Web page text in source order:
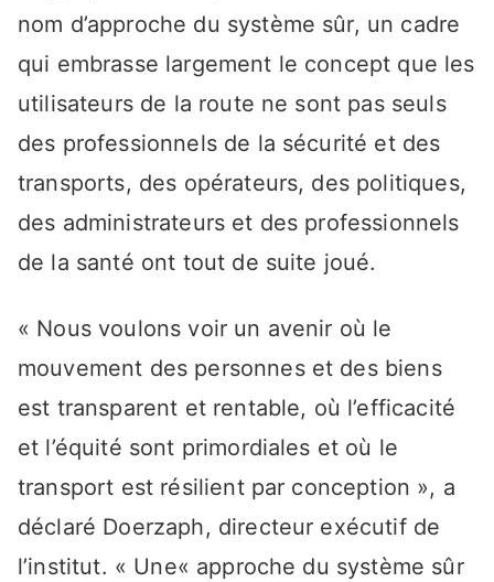
nom d’approche du système sûr, un cadre
qui embrasse largement le concept que les
utilisateurs de la route ne sont pas seuls
des professionnels de la sécurité et des
transports, des opérateurs, des politiques,
des administrateurs et des professionnels
de la santé ont tout de suite joué.
« Nous voulons voir un avenir où le
mouvement des personnes et des biens
est transparent et rentable, où l’efficacité
et l’équité sont primordiales et où le
transport est résilient par conception », a
déclaré Doerzaph, directeur exécutif de
l’institut. « Une« approche du système sûr